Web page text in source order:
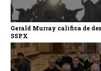
Gerald Murray califica de
SSPX